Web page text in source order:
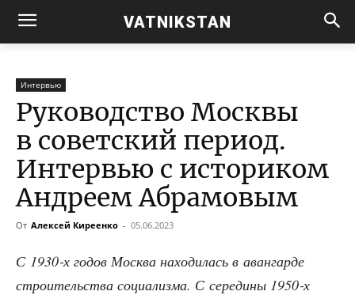
VATNIKSTAN
Интервью
Руководство Москвы
в советский период.
Интервью с историком
Андреем Абрамовым
От Алексей Киреенко - 05.06.2023
С 1930‑х годов Москва нахо­ди­лась в аван­гар­де
стро­и­тель­ства соци­а­лиз­ма. С сере­ди­ны 1950‑х